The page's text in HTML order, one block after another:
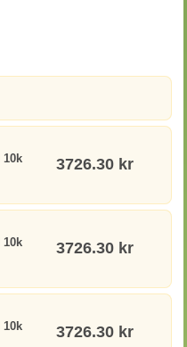
10k
3726.30 kr
10k
3726.30 kr
10k
3726.30 kr